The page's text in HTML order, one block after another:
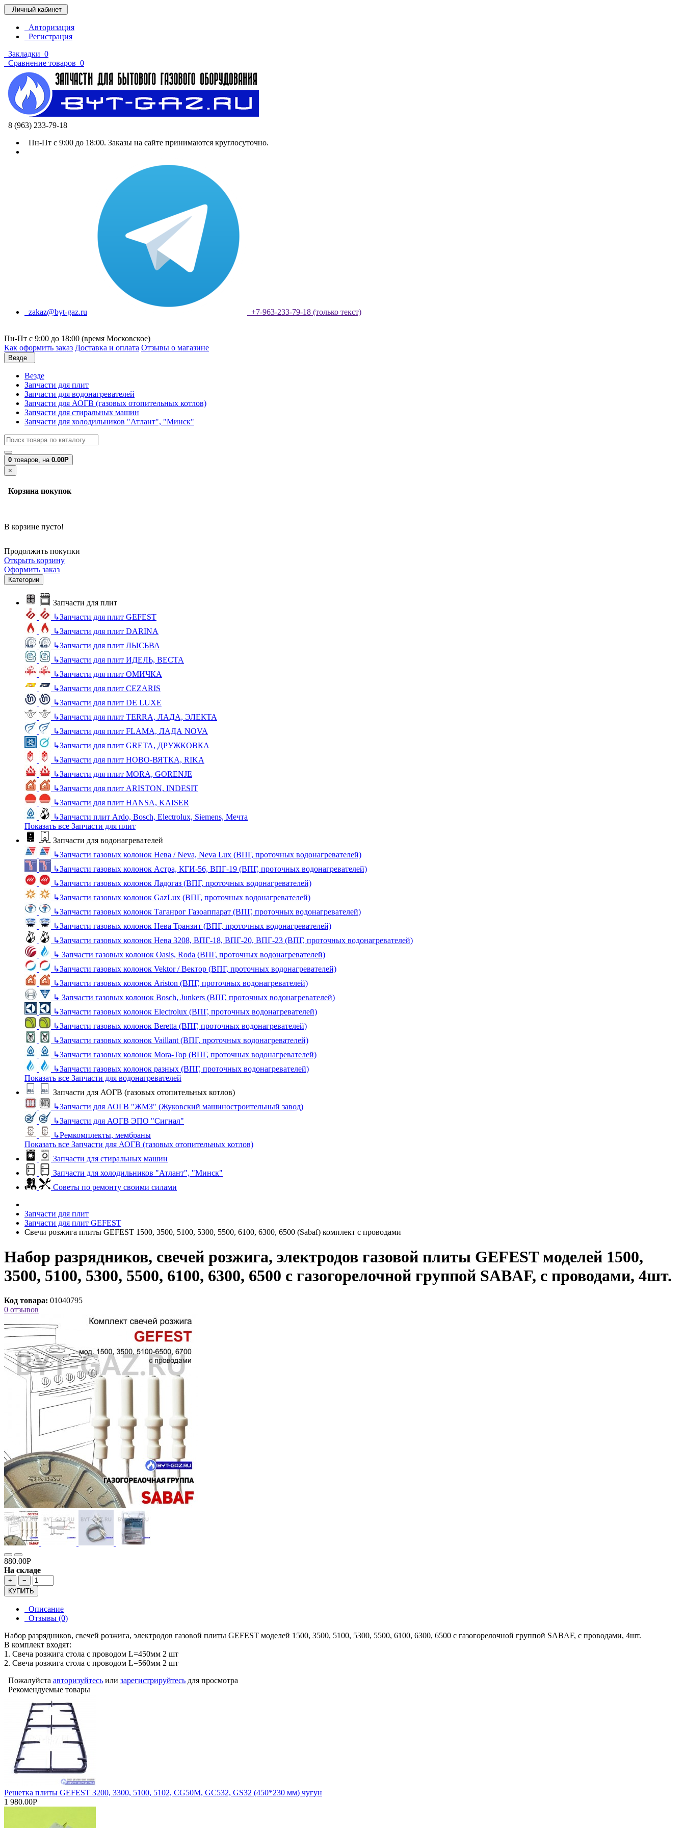
Личный кабинет
Авторизация
Регистрация
Закладки 0
Сравнение товаров 0
8 (963) 233-79-18
Пн-Пт с 9:00 до 18:00. Заказы на сайте принимаются круглосуточно.
zakaz@byt-gaz.ru +7-963-233-79-18 (только текст)
Пн-Пт с 9:00 до 18:00 (время Московское)
Как оформить заказ Доставка и оплата Отзывы о магазине
Везде
Везде
Запчасти для плит
Запчасти для водонагревателей
Запчасти для АОГВ (газовых отопительных котлов)
Запчасти для стиральных машин
Запчасти для холодильников "Атлант", "Минск"
0 товаров, на 0.00Р
×
Корзина покупок
В корзине пусто!
Продолжить покупки
Открыть корзину
Оформить заказ
Категории
Запчасти для плит
↳Запчасти для плит GEFEST
↳Запчасти для плит DARINA
↳Запчасти для плит ЛЫСЬВА
↳Запчасти для плит ИДЕЛЬ, ВЕСТА
↳Запчасти для плит ОМИЧКА
↳Запчасти для плит CEZARIS
↳Запчасти для плит DE LUXE
↳Запчасти для плит TERRA, ЛАДА, ЭЛЕКТА
↳Запчасти для плит FLAMA, ЛАДА NOVA
↳Запчасти для плит GRETA, ДРУЖКОВКА
↳Запчасти для плит НОВО-ВЯТКА, RIKA
↳Запчасти для плит MORA, GORENJE
↳Запчасти для плит ARISTON, INDESIT
↳Запчасти для плит HANSA, KAISER
↳Запчасти плит Ardo, Bosch, Electrolux, Siemens, Мечта
Показать все Запчасти для плит
Запчасти для водонагревателей
↳Запчасти газовых колонок Нева / Neva, Neva Lux (ВПГ, проточных водонагревателей)
↳Запчасти газовых колонок Астра, КГИ-56, ВПГ-19 (ВПГ, проточных водонагревателей)
↳Запчасти газовых колонок Ладогаз (ВПГ, проточных водонагревателей)
↳Запчасти газовых колонок GazLux (ВПГ, проточных водонагревателей)
↳Запчасти газовых колонок Таганрог Газоаппарат (ВПГ, проточных водонагревателей)
↳Запчасти газовых колонок Нева Транзит (ВПГ, проточных водонагревателей)
↳Запчасти газовых колонок Нева 3208, ВПГ-18, ВПГ-20, ВПГ-23 (ВПГ, проточных водонагревателей)
↳ Запчасти газовых колонок Oasis, Roda (ВПГ, проточных водонагревателей)
↳Запчасти газовых колонок Vektor / Вектор (ВПГ, проточных водонагревателей)
↳Запчасти газовых колонок Ariston (ВПГ, проточных водонагревателей)
↳ Запчасти газовых колонок Bosch, Junkers (ВПГ, проточных водонагревателей)
↳Запчасти газовых колонок Electrolux (ВПГ, проточных водонагревателей)
↳Запчасти газовых колонок Beretta (ВПГ, проточных водонагревателей)
↳Запчасти газовых колонок Vaillant (ВПГ, проточных водонагревателей)
↳Запчасти газовых колонок Mora-Top (ВПГ, проточных водонагревателей)
↳Запчасти газовых колонок разных (ВПГ, проточных водонагревателей)
Показать все Запчасти для водонагревателей
Запчасти для АОГВ (газовых отопительных котлов)
↳Запчасти для АОГВ "ЖМЗ" (Жуковский машиностроительный завод)
↳Запчасти для АОГВ ЭПО "Сигнал"
↳Ремкомплекты, мембраны
Показать все Запчасти для АОГВ (газовых отопительных котлов)
Запчасти для стиральных машин
Запчасти для холодильников "Атлант", "Минск"
Советы по ремонту своими силами
Запчасти для плит
Запчасти для плит GEFEST
Свечи розжига плиты GEFEST 1500, 3500, 5100, 5300, 5500, 6100, 6300, 6500 (Sabaf) комплект с проводами
Набор разрядников, свечей розжига, электродов газовой плиты GEFEST моделей 1500,
3500, 5100, 5300, 5500, 6100, 6300, 6500 с газогорелочной группой SABAF, с проводами, 4шт.
Код товара: 01040795
0 отзывов
880.00Р
На складе
+
−
КУПИТЬ
Описание
Отзывы (0)
Набор разрядников, свечей розжига, электродов газовой плиты GEFEST моделей 1500, 3500, 5100, 5300, 5500, 6100, 6300, 6500 с газогорелочной группой SABAF, с проводами, 4шт.
В комплект входят:
1. Свеча розжига стола с проводом L=450мм 2 шт
2. Свеча розжига стола с проводом L=560мм 2 шт
Пожалуйста авторизуйтесь или зарегистрируйтесь для просмотра
Рекомендуемые товары
Решетка плиты GEFEST 3200, 3300, 5100, 5102, CG50M, GC532, GS32 (450*230 мм) чугун
1 980.00Р